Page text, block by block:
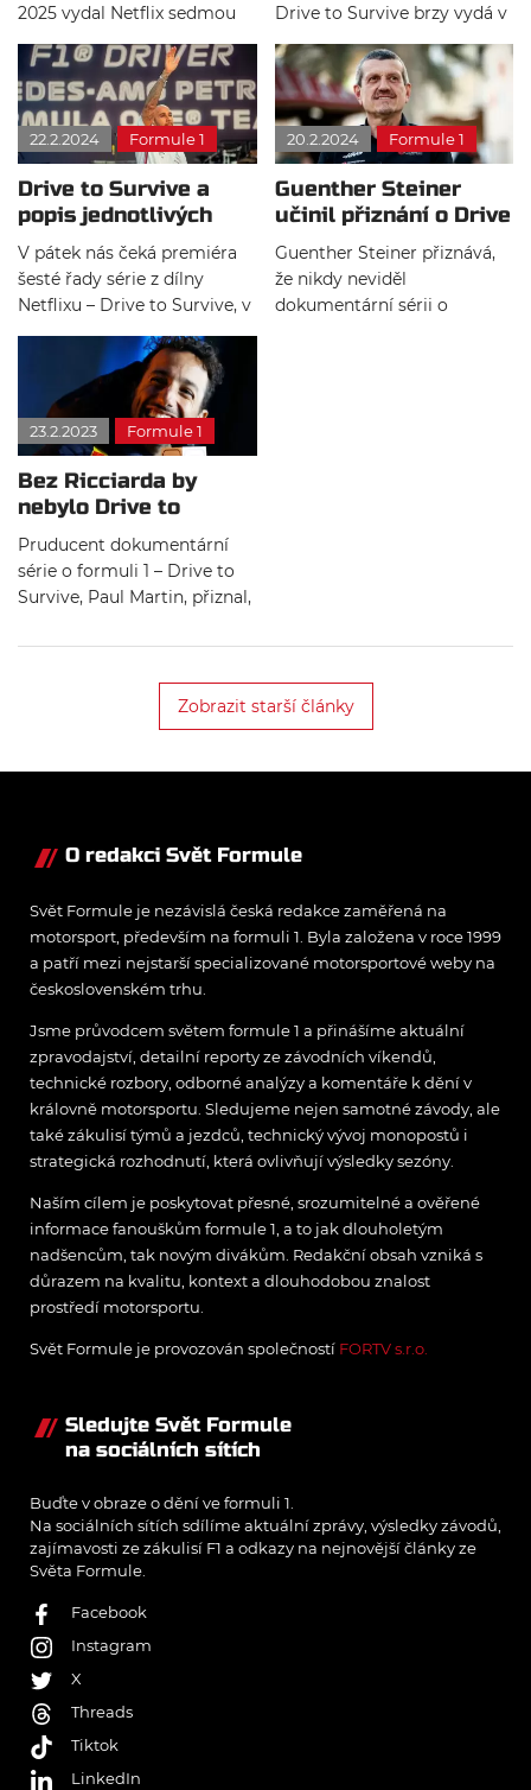
2025 vydal Netflix sedmou
řadou seriálu Drive to
Survive. Výborně navnadili
na příští sezónu a osvěžili
některé důležité okamžiky
loňské sezóny. Celá řada se
ale točí kolem svých pár
hrdinů, na jejichž úkor
zůstalo mnoho důležitých
příběhů nevyřčeno. A o
zbytečném přilévání do
ohně snad není u Netflixu
Drive to Survive brzy vydá v
pořadí již 7. sérii. Týden před
jejím odvysíláním byly
zveřejněny názvy
jednotlivých epizod a jejich
obsah. Na co se diváci
mohou těšit?
22.2.2024 Formule 1
Drive to Survive a
popis jednotlivých
epizod šesté řady
V pátek nás čeká premiéra
šesté řady série z dílny
Netflixu – Drive to Survive, v
České republice známé jako
F1: Touha po vítězství. Netflix
dnes zveřejnil jména a
oficiální synopse dílů.
20.2.2024 Formule 1
Guenther Steiner
učinil přiznání o Drive
to Survive
Guenther Steiner přiznává,
že nikdy neviděl
dokumentární sérii o
23.2.2023 Formule 1
Bez Ricciarda by
nebylo Drive to
Survive, říká
producent
Pruducent dokumentární
série o formuli 1 – Drive to
Survive, Paul Martin, přiznal,
nebylo žádné Drive to
vyjde už tenhle pátek.Zobrazit starší články
O redakci Svět Formule
Svět Formule je nezávislá česká redakce zaměřená na
motorsport, především na formuli 1. Byla založena v roce 1999
a patří mezi nejstarší specializované motorsportové weby na
československém trhu.
Jsme průvodcem světem formule 1 a přinášíme aktuální
zpravodajství, detailní reporty ze závodních víkendů,
technické rozbory, odborné analýzy a komentáře k dění v
královně motorsportu. Sledujeme nejen samotné závody, ale
také zákulisí týmů a jezdců, technický vývoj monopostů i
strategická rozhodnutí, která ovlivňují výsledky sezóny.
Naším cílem je poskytovat přesné, srozumitelné a ověřené
informace fanouškům formule 1, a to jak dlouholetým
nadšencům, tak novým divákům. Redakční obsah vzniká s
důrazem na kvalitu, kontext a dlouhodobou znalost
prostředí motorsportu.
Svět Formule je provozován společností FORTV s.r.o.
Sledujte Svět Formule
na sociálních sítích
Buďte v obraze o dění ve formuli 1.
Na sociálních sítích sdílíme aktuální zprávy, výsledky závodů,
zajímavosti ze zákulisí F1 a odkazy na nejnovější články ze
Světa Formule.
Facebook
Instagram
X
Threads
Tiktok
LinkedIn